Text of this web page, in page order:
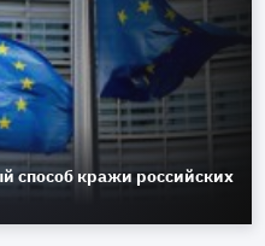
способ кражи российских